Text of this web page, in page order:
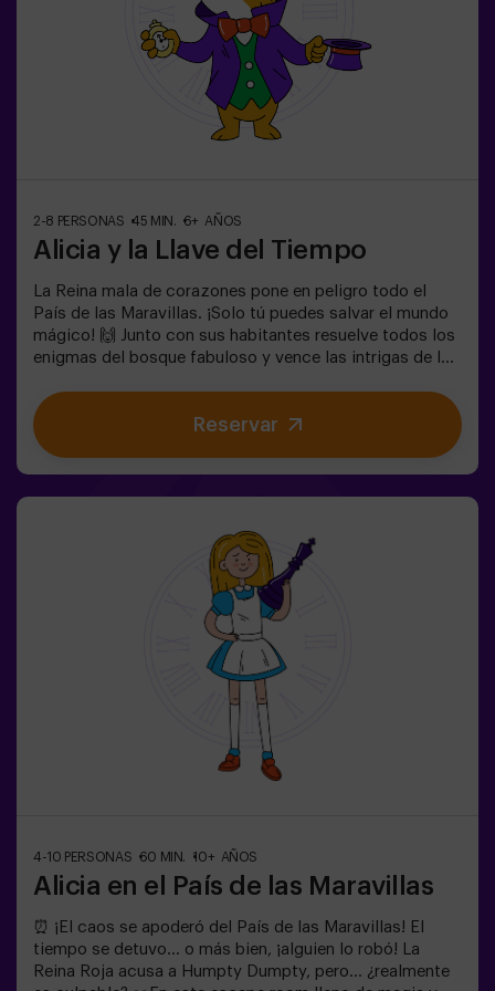
2-8 PERSONAS 45 MIN. 6+ AÑOS
Alicia y la Llave del Tiempo
La Reina mala de corazones pone en peligro todo el
País de las Maravillas. ¡Solo tú puedes salvar el mundo
mágico! 🙌 Junto con sus habitantes resuelve todos los
enigmas del bosque fabuloso y vence las intrigas de la
cautivante de tu vida con Alicia y el conejo? 🐇Es un
juego de escape destinado para niños a partir de 6 años
también! Tenemos posibilidad de reservar un espacio
tendrán que entrar acompañados por al menos de un
adulto.⚠️ Existen pasos estrechos ⚠️🧩 Nivel de
Reservar
4-10 PERSONAS 60 MIN. 10+ AÑOS
Alicia en el País de las Maravillas
⏰ ¡El caos se apoderó del País de las Maravillas! El
tiempo se detuvo... o más bien, ¡alguien lo robó! La
Reina Roja acusa a Humpty Dumpty, pero... ¿realmente